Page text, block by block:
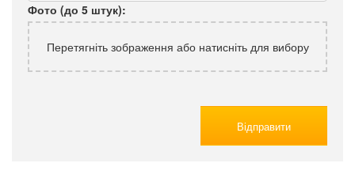
Фото (до 5 штук):
Перетягніть зображення або натисніть для вибору
Відправити